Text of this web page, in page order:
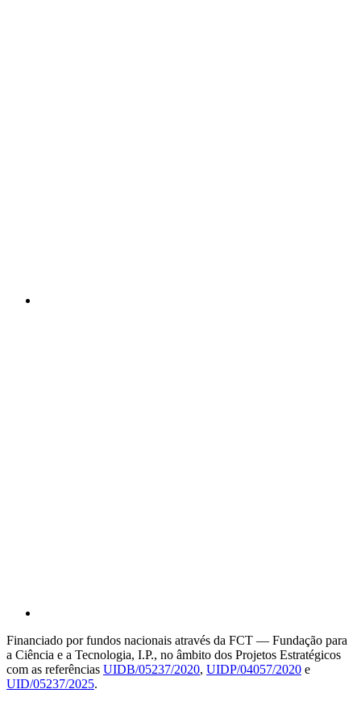
Financiado por fundos nacionais através da FCT — Fundação para
a Ciência e a Tecnologia, I.P., no âmbito dos Projetos Estratégicos
com as referências UIDB/05237/2020, UIDP/04057/2020 e
UID/05237/2025.